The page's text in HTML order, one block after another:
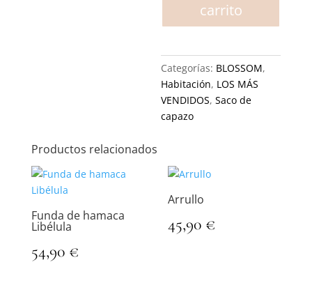
Blossom
Blanco
cantidad
carrito
Categorías: BLOSSOM,
Habitación, LOS MÁS
VENDIDOS,Saco de
capazo
Productos relacionados
Funda de hamaca
Libélula
54,90 €
Arrullo
45,90 €